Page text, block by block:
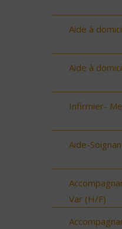
Aide à
Aide à
Infirmier-
Aide-
Var (H/F)